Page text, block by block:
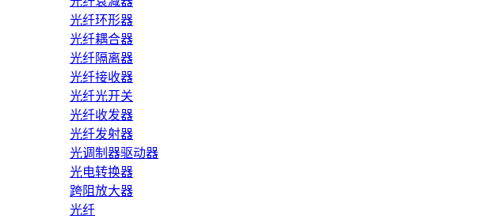
光纤环形器
光纤耦合器
光纤隔离器
光纤接收器
光纤光开关
光纤收发器
光纤发射器
光调制器驱动器
光电转换器
跨阻放大器
光纤